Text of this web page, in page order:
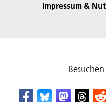
Impressum &